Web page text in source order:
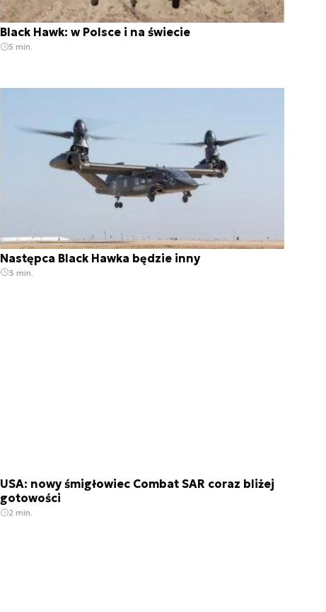
Black Hawk: w Polsce i na świecie
5 min.
Następca Black Hawka będzie inny
3 min.
USA: nowy śmigłowiec Combat SAR coraz bliżej
gotowości
2 min.